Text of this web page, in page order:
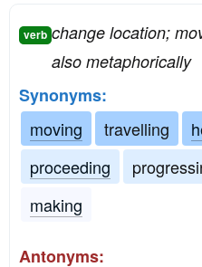
verb change location;
also metaphorically
Synonyms:
moving
travelling
proceeding
making
Antonyms: